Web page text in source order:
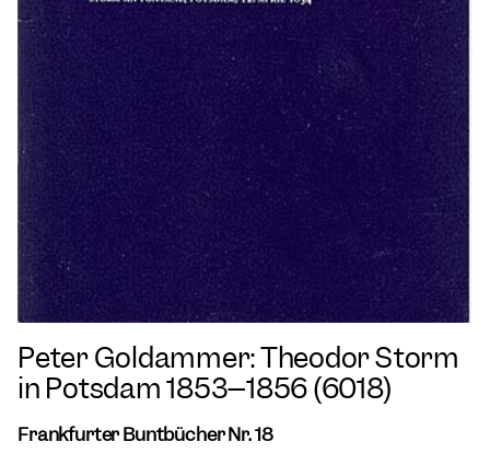
Peter Goldammer: Theodor Storm
in Potsdam 1853–1856 (6018)
Frankfurter Buntbücher Nr. 18